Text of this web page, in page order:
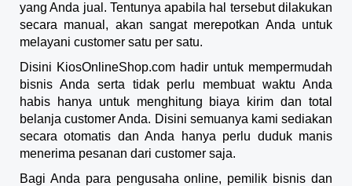
yang Anda jual. Tentunya apabila hal tersebut dilakukan
secara manual, akan sangat merepotkan Anda untuk
melayani customer satu per satu.
Disini KiosOnlineShop.com hadir untuk mempermudah
bisnis Anda serta tidak perlu membuat waktu Anda
habis hanya untuk menghitung biaya kirim dan total
belanja customer Anda. Disini semuanya kami sediakan
secara otomatis dan Anda hanya perlu duduk manis
menerima pesanan dari customer saja.
Bagi Anda para pengusaha online, pemilik bisnis dan